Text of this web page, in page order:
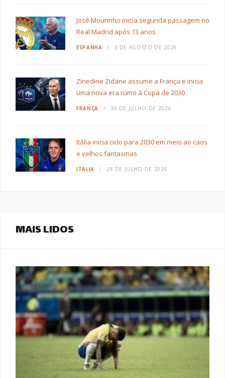
José Mourinho inicia segunda passagem no
Real Madrid após 13 anos
ESPANHA 3 DE AGOSTO DE 2026
Zinedine Zidane assume a França e inicia
uma nova era rumo à Copa de 2030
FRANÇA 30 DE JULHO DE 2026
Itália inicia ciclo para 2030 em meio ao caos
e velhos fantasmas
ITÁLIA 28 DE JULHO DE 2026
MAIS LIDOS